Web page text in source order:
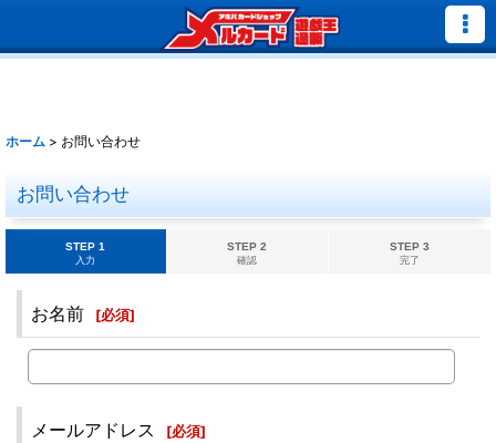
ホーム > お問い合わせ
お問い合わせ
STEP 1
入力
STEP 2
確認
STEP 3
完了
お名前 [必須]
メールアドレス [必須]